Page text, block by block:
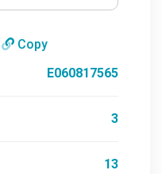
Copy
E060817565
3
13